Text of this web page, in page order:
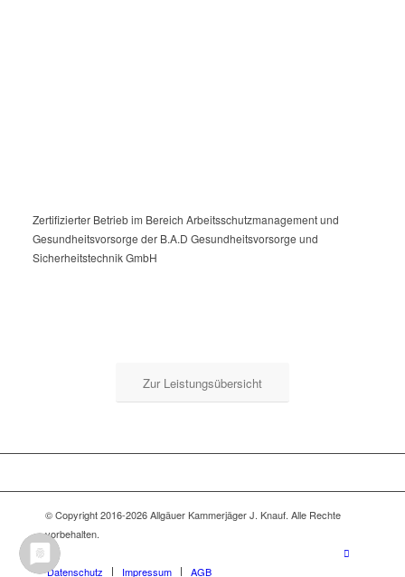
Zertifizierter Betrieb im Bereich Arbeitsschutzmanagement und
Gesundheitsvorsorge der B.A.D Gesundheitsvorsorge und
Sicherheitstechnik GmbH
Zur Leistungsübersicht
© Copyright 2016-2026 Allgäuer Kammerjäger J. Knauf. Alle Rechte
vorbehalten.
Datenschutz Impressum AGB